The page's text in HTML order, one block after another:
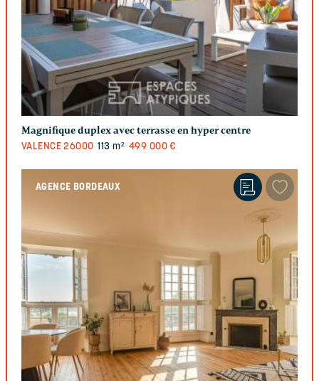
Magnifique duplex avec terrasse en hyper centre
VALENCE 26000 113 m² 499 000 €
AGENCE BORDEAUX